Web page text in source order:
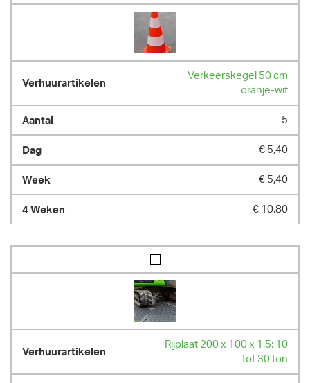
Verkeerskegel 50 cm
oranje-wit
5
€ 5,40
€ 5,40
€ 10,80
Rijplaat 200 x 100 x 1,5: 10
tot 30 ton